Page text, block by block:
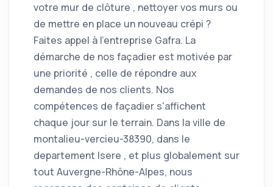
votre mur de clôture , nettoyer vos murs ou
de mettre en place un nouveau crépi ?
Faites appel à l'entreprise Gafra. La
démarche de nos façadier est motivée par
une priorité , celle de répondre aux
demandes de nos clients. Nos
compétences de façadier s'affichent
chaque jour sur le terrain. Dans la ville de
montalieu-vercieu-38390, dans le
departement Isere , et plus globalement sur
tout Auvergne-Rhône-Alpes, nous